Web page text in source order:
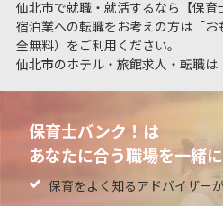
仙北市で就職・就活するなら【保育
宿泊業への転職をお考えの方は「お
全無料）をご利用ください。
仙北市のホテル・旅館求人・転職は
保育士バンク！は
あなたに合う職場を一緒
保育をよく知るアドバイザー